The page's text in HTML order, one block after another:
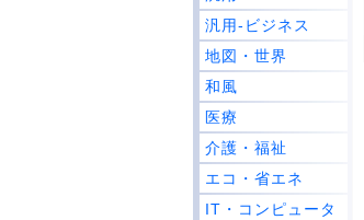
汎用-ビジネス
地図・世界
和風
医療
介護・福祉
エコ・省エネ
IT・コンピュータ